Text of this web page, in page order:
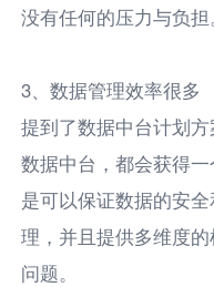
没有任何的压力与负担
3、数据管理效率很多
提到了数据中台计划
数据中台，都会获得
是可以保证数据的安
理，并且提供多维度
问题。